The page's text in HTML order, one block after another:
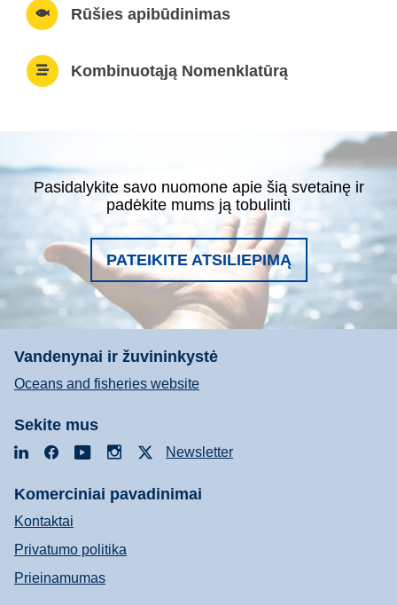
Rūšies apibūdinimas
Kombinuotąją Nomenklatūrą
Pasidalykite savo nuomone apie šią svetainę ir
padėkite mums ją tobulinti
PATEIKITE ATSILIEPIMĄ
Vandenynai ir žuvininkystė
Oceans and fisheries website
Sekite mus
LinkedInFacebookYouTubeInstagramNewsletter
Komerciniai pavadinimai
Kontaktai
Privatumo politika
Prieinamumas